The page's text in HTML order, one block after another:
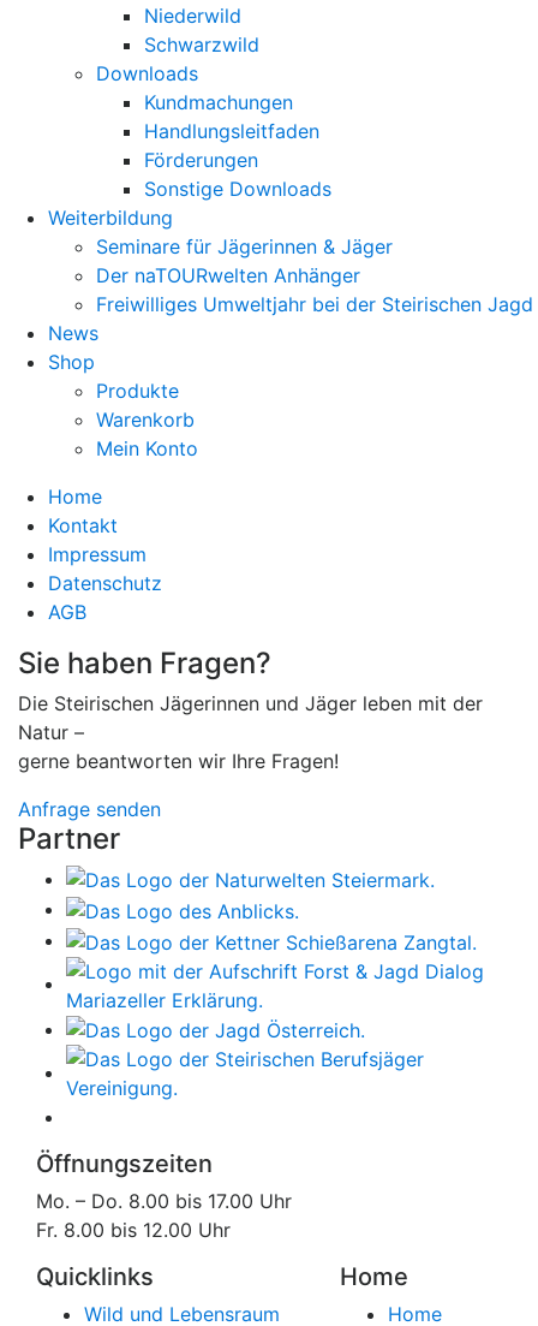
Niederwild
Schwarzwild
Downloads
Kundmachungen
Handlungsleitfaden
Förderungen
Sonstige Downloads
Weiterbildung
Seminare für Jägerinnen & Jäger
Der naTOURwelten Anhänger
Freiwilliges Umweltjahr bei der Steirischen Jagd
News
Shop
Produkte
Warenkorb
Mein Konto
Home
Kontakt
Impressum
Datenschutz
AGB
Sie haben Fragen?
Die Steirischen Jägerinnen und Jäger leben mit der
Natur –
gerne beantworten wir Ihre Fragen!
Anfrage senden
Partner
Öffnungszeiten
Mo. – Do. 8.00 bis 17.00 Uhr
Fr. 8.00 bis 12.00 Uhr
Quicklinks
Wild und Lebensraum
Home
Home